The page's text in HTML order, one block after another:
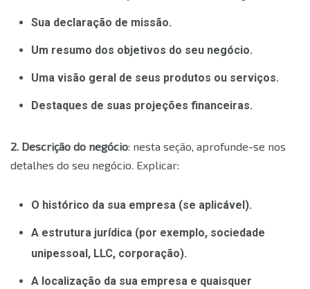
Sua declaração de missão.
Um resumo dos objetivos do seu negócio.
Uma visão geral de seus produtos ou serviços.
Destaques de suas projeções financeiras.
2. Descrição do negócio: nesta seção, aprofunde-se nos
detalhes do seu negócio. Explicar:
O histórico da sua empresa (se aplicável).
A estrutura jurídica (por exemplo, sociedade
unipessoal, LLC, corporação).
A localização da sua empresa e quaisquer